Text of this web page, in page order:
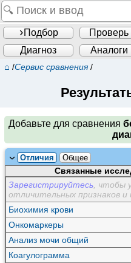
Подбор Проверь
Диагноз
Аналоги
⌂ /Сервис сравнения/
Добавьте для сравнения
Отличия Общее
Связанные
Зарегистрируйтесь , чтобы
отличительных признаков и
Биохимия крови
Онкомаркеры
Анализ мочи общий
Коагулограмма